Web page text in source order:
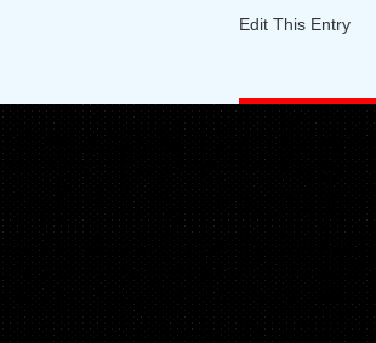
Edit This Entry